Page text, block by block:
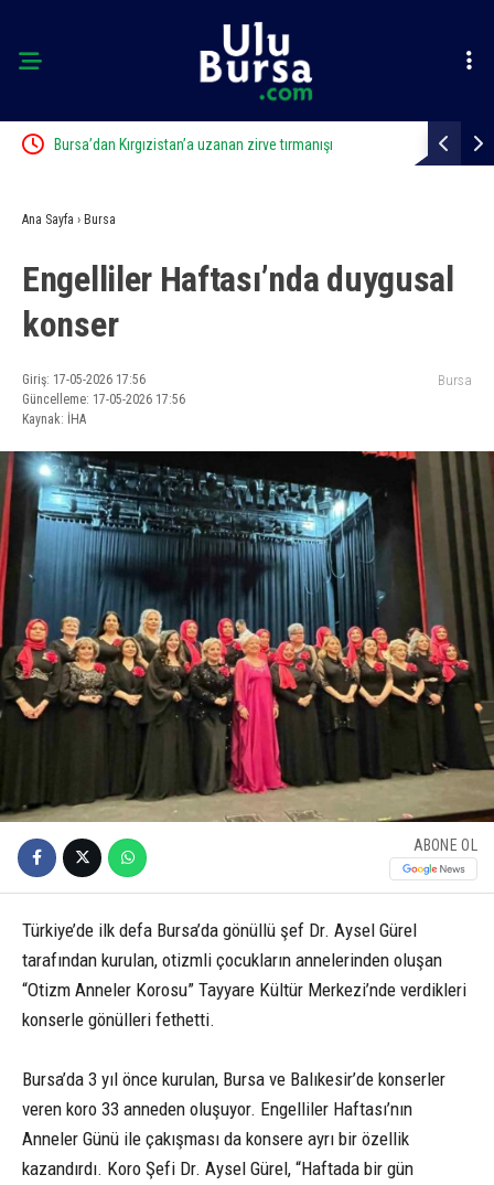
Bursa’dan Kırgızistan’a uzanan zirve tırmanışı Bursa’da
Ana Sayfa › Bursa
Engelliler Haftası’nda duygusal
konser
Giriş: 17-05-2026 17:56
Güncelleme: 17-05-2026 17:56
Kaynak: İHA
Bursa
ABONE OL
Türkiye’de ilk defa Bursa’da gönüllü şef Dr. Aysel Gürel
tarafından kurulan, otizmli çocukların annelerinden oluşan
“Otizm Anneler Korosu” Tayyare Kültür Merkezi’nde verdikleri
konserle gönülleri fethetti.
Bursa’da 3 yıl önce kurulan, Bursa ve Balıkesir’de konserler
veren koro 33 anneden oluşuyor. Engelliler Haftası’nın
Anneler Günü ile çakışması da konsere ayrı bir özellik
kazandırdı. Koro Şefi Dr. Aysel Gürel, “Haftada bir gün